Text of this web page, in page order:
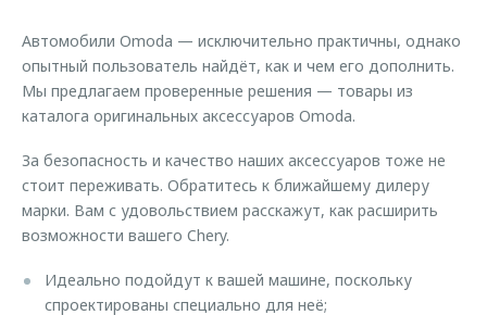
Кредитный калькулятор
Аксессуары
Одежда и сувениры
Оригинальные аксессуары
Запчасти
Трейд-ин
Калькулятор трейд-ин
O&J Автоклуб
Клуб владельцев OMODA
Приложение O&J
Аксессуары
Одежда и сувениры
Запчасти
Обратная связь
Автомобили Omoda — исключительно практичны, однако
опытный пользователь найдёт, как и чем его дополнить.
Мы предлагаем проверенные решения — товары из
каталога оригинальных аксессуаров Omoda.
За безопасность и качество наших аксессуаров тоже не
стоит переживать. Обратитесь к ближайшему дилеру
марки. Вам с удовольствием расскажут, как расширить
возможности вашего Chery.
Идеально подойдут к вашей машине, поскольку
спроектированы специально для неё;